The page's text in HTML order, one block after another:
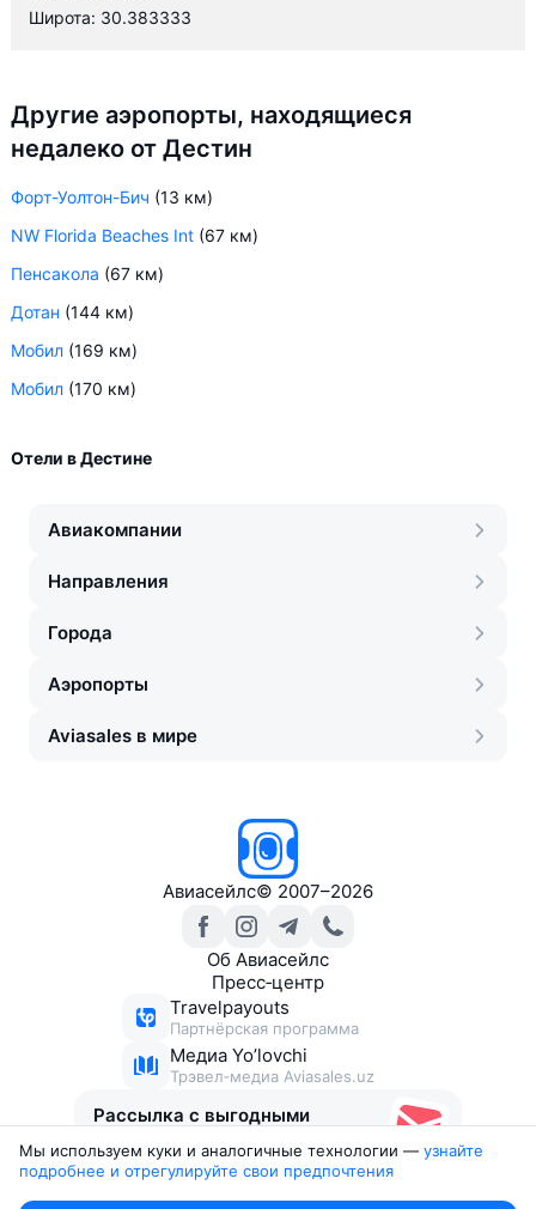
Широта: 30.383333
Другие аэропорты, находящиеся
недалеко от Дестин
Форт-Уолтон-Бич (13 км)
NW Florida Beaches Int (67 км)
Пенсакола (67 км)
Дотан (144 км)
Мобил (169 км)
Мобил (170 км)
Отели в Дестине
Авиакомпании
Направления
Города
Аэропорты
Aviasales в мире
Авиасейлс© 2007–2026
Об Авиасейлс
Пресс‑центр
Travelpayouts
Партнёрская программа
Медиа Yo’lovchi
Трэвел‑медиа Aviasales.uz
Рассылка с выгодными
Мы используем куки и аналогичные технологии — узнайте
подробнее и отрегулируйте свои предпочтения